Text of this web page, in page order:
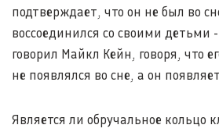
подтверждает, что он не был во
воссоединился со своими детьми
говорил Майкл Кейн, говоря, что
не появлялся во сне, а он
Является ли обручальное кольцо